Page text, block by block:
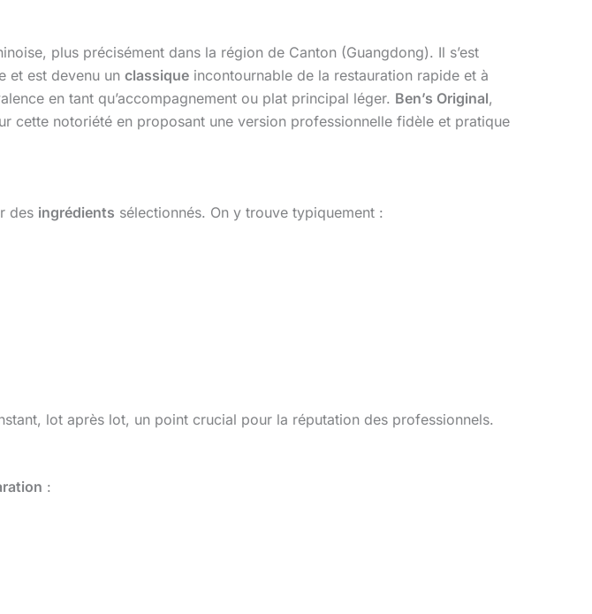
plus précisément dans la région de Canton (Guangdong). Il s’est
et est devenu un classique incontournable de la restauration rapide et à
en tant qu’accompagnement ou plat principal léger. Ben’s Original,
cette notoriété en proposant une version professionnelle fidèle et pratique
des ingrédients sélectionnés. On y trouve typiquement :
lot après lot, un point crucial pour la réputation des professionnels.
: